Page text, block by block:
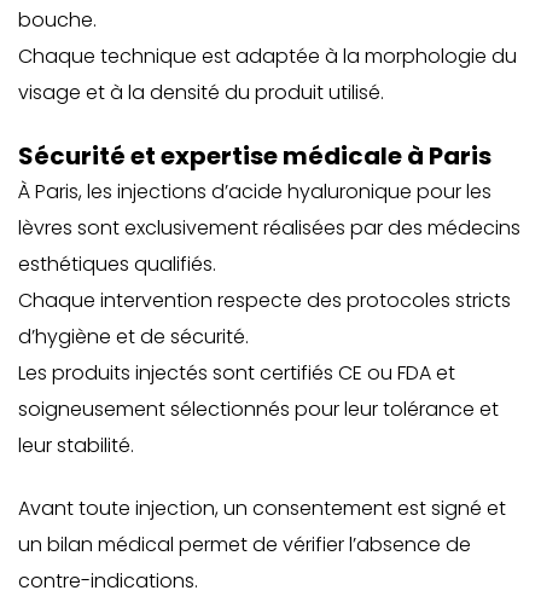
bouche.
Chaque technique est adaptée à la morphologie du
visage et à la densité du produit utilisé.
Sécurité et expertise médicale à Paris
À Paris, les injections d’acide hyaluronique pour les
lèvres sont exclusivement réalisées par des médecins
esthétiques qualifiés.
Chaque intervention respecte des protocoles stricts
d’hygiène et de sécurité.
Les produits injectés sont certifiés CE ou FDA et
soigneusement sélectionnés pour leur tolérance et
leur stabilité.
Avant toute injection, un consentement est signé et
un bilan médical permet de vérifier l’absence de
contre-indications.